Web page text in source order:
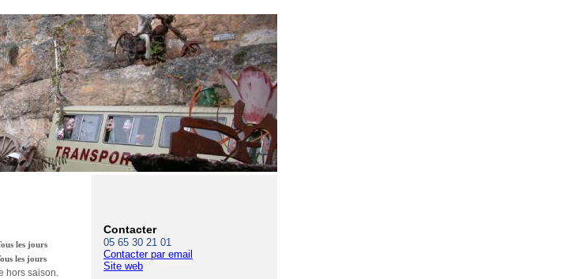
les jours
les jours
hors saison.
Contacter
05 65 30 21 01
Contacter par email
Site web